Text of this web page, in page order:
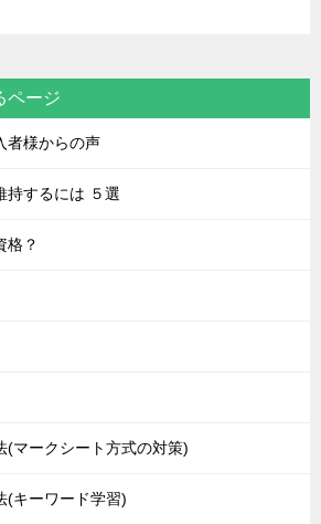
ページ
者様からの声
持するには ５選
格？
(マークシート方式の対策)
(キーワード学習)